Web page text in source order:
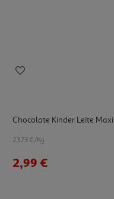
Chocolate Kinder Leite
23.73 €/Kg
2,99 €